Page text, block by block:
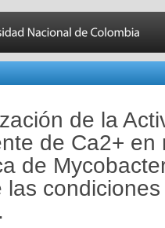
de la
de Ca2+ en
de
las